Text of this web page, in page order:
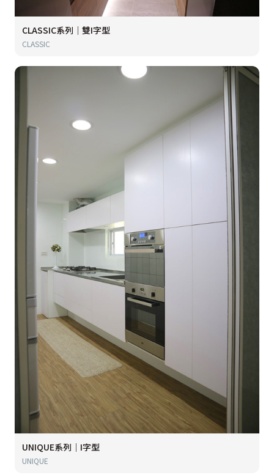
CLASSIC系列｜雙I字型
CLASSIC
UNIQUE系列｜I字型
UNIQUE